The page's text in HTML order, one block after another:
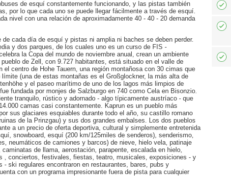
de esquí constantemente funcionando, y las pistas también
por lo que cada uno se puede llegar fácilmente a través de esquí.
nivel con una relación de aproximadamente 40 - 40 - 20 demanda
cada día de esquí y pistas ni amplia ni baches se deben perder.
y dos parques, de los cuales uno es un curso de FIS -
la Copa del mundo de noviembre anual, crean un ambiente
de Zell, con 9.727 habitantes, está situado en el valle de
el centro de Hohe Tauern, una región montañosa con 30 cimas que
(una de estas montañas es el Großglockner, la más alta de
y el paseo marítimo de uno de los lagos más limpios de
fundada por monjes de Salzburgo en 740 como Cela en Bisonzio.
tranquilo, rústico y adornado - algo típicamente austríaco - que
camas casi constantemente. Kaprun es un pueblo más
sus glaciares esquiables durante todo el año, su castillo romano
de la Prinzgau) y sus dos grandes embalses. Los dos pueblos
a un precio de oferta deportiva, cultural y simplemente entretenida
snowboard, esquí (200 km/125miles de senderos), senderismo,
neumáticos de camiones y barcos) de nieve, hielo vela, patinaje
de llama, aerostación, parapente, escalada en hielo,
, conciertos, festivales, fiestas, teatro, musicales, exposiciones - y
- ski regulares encontraron en restaurantes, bares, pubs y
con un programa impresionante fuera de pista para cualquier